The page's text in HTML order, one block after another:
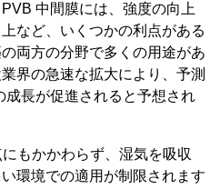
中間膜には、強度の向上
など、いくつかの利点がある
両方の分野で多くの用途があ
界の急速な拡大により、予測
長が促進されると予想され
もかかわらず、湿気を吸収
環境での適用が制限されます